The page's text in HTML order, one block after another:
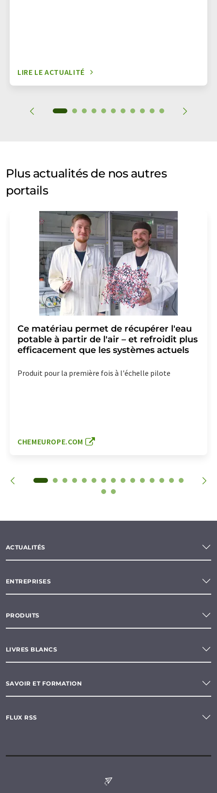
LIRE LE ACTUALITÉ
Plus actualités de nos autres
portails
Ce matériau permet de récupérer l'eau
potable à partir de l'air – et refroidit plus
efficacement que les systèmes actuels
Produit pour la première fois à l'échelle pilote
CHEMEUROPE.COM
ACTUALITÉS
ENTREPRISES
PRODUITS
LIVRES BLANCS
SAVOIR ET FORMATION
FLUX RSS